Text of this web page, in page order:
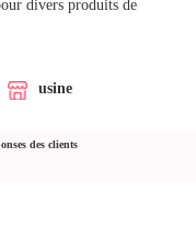
divers produits de
usine
des clients